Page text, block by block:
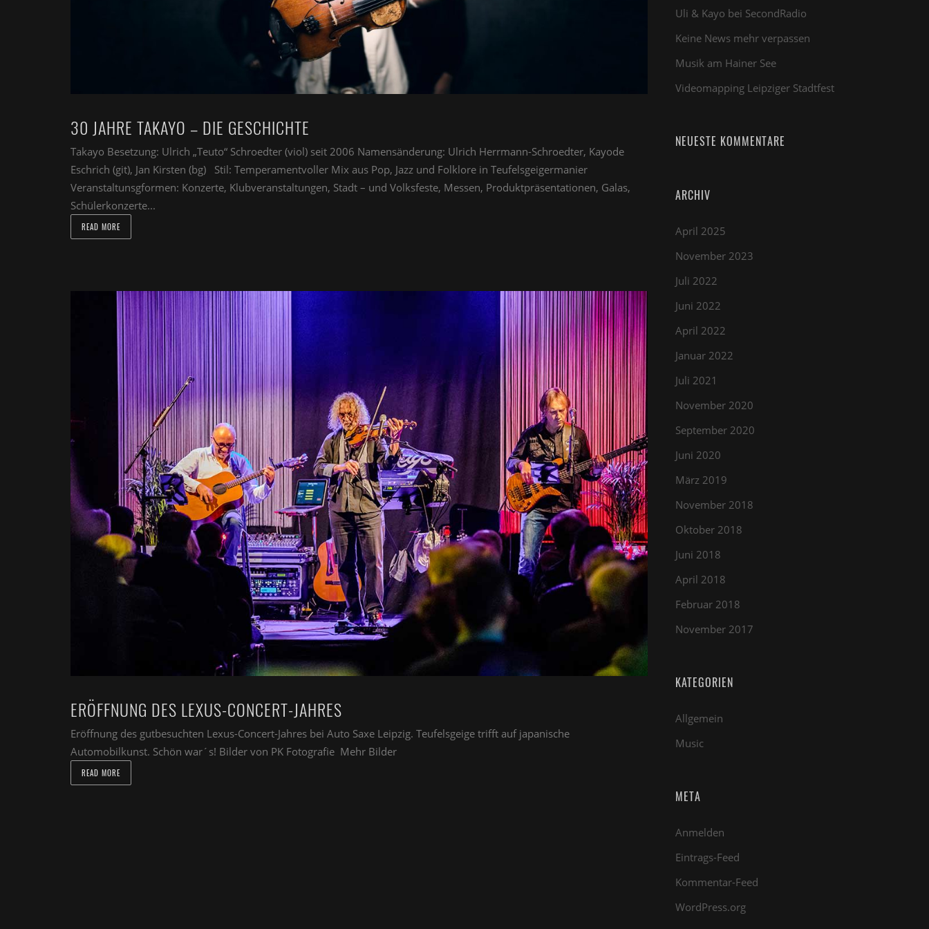
30 JAHRE TAKAYO – DIE GESCHICHTE
Takayo Besetzung: Ulrich „Teuto“ Schroedter (viol) seit 2006 Namensänderung: Ulrich Herrmann-Schroedter, Kayode
Eschrich (git), Jan Kirsten (bg) Stil: Temperamentvoller Mix aus Pop, Jazz und Folklore in Teufelsgeigermanier
Veranstaltunsgformen: Konzerte, Klubveranstaltungen, Stadt – und Volksfeste, Messen, Produktpräsentationen, Galas,
Schülerkonzerte...
READ MORE
ERÖFFNUNG DES LEXUS-CONCERT-JAHRES
Eröffnung des gutbesuchten Lexus-Concert-Jahres bei Auto Saxe Leipzig. Teufelsgeige trifft auf japanische
Automobilkunst. Schön war´s! Bilder von PK Fotografie Mehr Bilder
READ MORE
Uli & Kayo bei SecondRadio
Keine News mehr verpassen
Musik am Hainer See
Videomapping Leipziger Stadtfest
NEUESTE KOMMENTARE
ARCHIV
April 2025
November 2023
Juli 2022
Juni 2022
April 2022
Januar 2022
Juli 2021
November 2020
September 2020
Juni 2020
März 2019
November 2018
Oktober 2018
Juni 2018
April 2018
Februar 2018
November 2017
KATEGORIEN
Allgemein
Music
META
Anmelden
Eintrags-Feed
Kommentar-Feed
WordPress.org